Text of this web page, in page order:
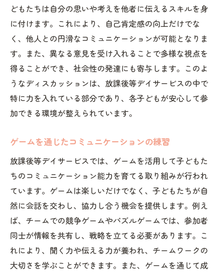
どもたちは自分の思いや考えを他者に伝えるスキルを身
に付けます。これにより、自己肯定感の向上だけでな
く、他人との円滑なコミュニケーションが可能となりま
す。また、異なる意見を受け入れることで多様な視点を
得ることができ、社会性の発達にも寄与します。このよ
うなディスカッションは、放課後等デイサービスの中で
特に力を入れている部分であり、各子どもが安心して参
加できる環境が整えられています。
ゲームを通じたコミュニケーションの練習
放課後等デイサービスでは、ゲームを活用して子どもた
ちのコミュニケーション能力を育てる取り組みが行われ
ています。ゲームは楽しいだけでなく、子どもたちが自
然に会話を交わし、協力し合う機会を提供します。例え
ば、チームでの競争ゲームやパズルゲームでは、参加者
同士が情報を共有し、戦略を立てる必要があります。こ
れにより、聞く力や伝える力が養われ、チームワークの
大切さを学ぶことができます。また、ゲームを通じて成